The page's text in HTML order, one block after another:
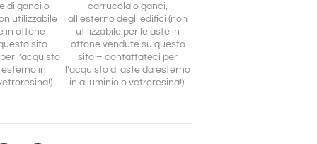
di ganci o
utilizzabile
in ottone
sito –
l’acquisto
in
carrucola o ganci,
all’esterno degli edifici (non
utilizzabile per le aste in
ottone vendute su questo
sito – contattateci per
l’acquisto di aste da esterno
in alluminio o vetroresina!).